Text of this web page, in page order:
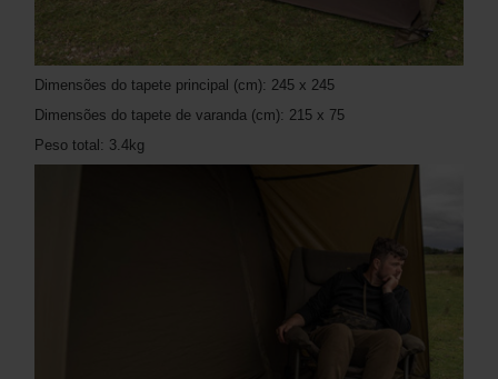
Dimensões do tapete principal (cm): 245 x 245
Dimensões do tapete de varanda (cm): 215 x 75
Peso total: 3.4kg